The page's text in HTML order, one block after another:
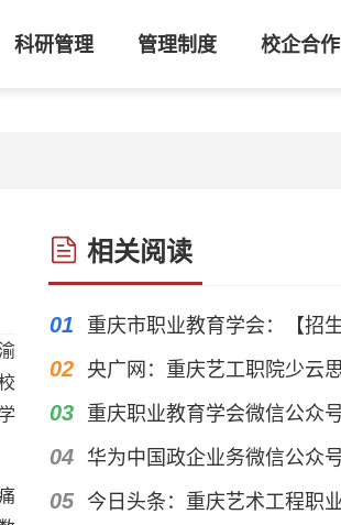
科研管理 管理制度 校企合作
相关阅读